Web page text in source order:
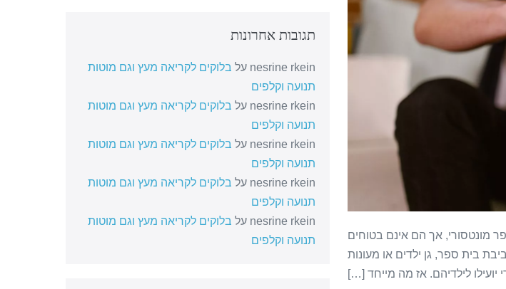
מונטסורי, אך הם אינם בטוחים
בית ספר, גן ילדים או מעונות
לילדיהם. אז מה מייחד […]
תגובות אחרונות
nesrine rkein על בלוקים לקריאה מעץ וגם מוטות
תנועה וקלפים
nesrine rkein על בלוקים לקריאה מעץ וגם מוטות
תנועה וקלפים
nesrine rkein על בלוקים לקריאה מעץ וגם מוטות
תנועה וקלפים
nesrine rkein על בלוקים לקריאה מעץ וגם מוטות
תנועה וקלפים
nesrine rkein על בלוקים לקריאה מעץ וגם מוטות
תנועה וקלפים